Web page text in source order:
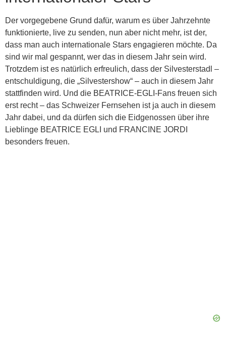
Der vorgegebene Grund dafür, warum es über Jahrzehnte
funktionierte, live zu senden, nun aber nicht mehr, ist der,
dass man auch internationale Stars engagieren möchte. Da
sind wir mal gespannt, wer das in diesem Jahr sein wird.
Trotzdem ist es natürlich erfreulich, dass der Silvesterstadl –
entschuldigung, die „Silvestershow“ – auch in diesem Jahr
stattfinden wird. Und die BEATRICE-EGLI-Fans freuen sich
erst recht – das Schweizer Fernsehen ist ja auch in diesem
Jahr dabei, und da dürfen sich die Eidgenossen über ihre
Lieblinge BEATRICE EGLI und FRANCINE JORDI
besonders freuen.